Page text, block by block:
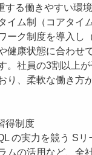
する働きやすい環境
イム制（コアタイ
ーク制度を導入し
健康状態に合わせ
。社員の3割以上
り、柔軟な働き方
得制度
の実力を競う Sリ
ムの活用など、全